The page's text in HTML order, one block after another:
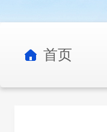
首页